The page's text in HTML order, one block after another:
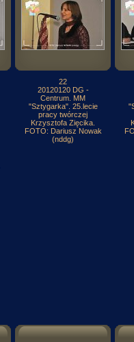
22
20120120 DG -
Centrum. MM
"Sztygarka". 25.lecie
pracy twórczej
Krzysztofa Zięcika.
FOTO: Dariusz Nowak
(nddg)